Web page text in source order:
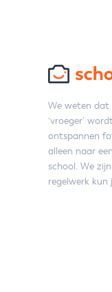
We weten dat
‘vroeger’
ontspannen
alleen naar
school. We
regelwerk